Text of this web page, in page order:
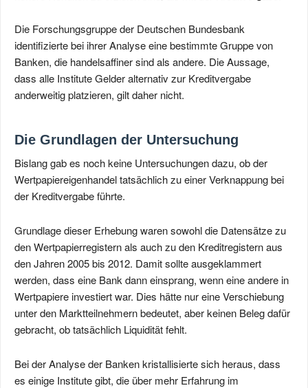
Die Forschungsgruppe der Deutschen Bundesbank
identifizierte bei ihrer Analyse eine bestimmte Gruppe von
Banken, die handelsaffiner sind als andere. Die Aussage,
dass alle Institute Gelder alternativ zur Kreditvergabe
anderweitig platzieren, gilt daher nicht.
Die Grundlagen der Untersuchung
Bislang gab es noch keine Untersuchungen dazu, ob der
Wertpapiereigenhandel tatsächlich zu einer Verknappung bei
der Kreditvergabe führte.
Grundlage dieser Erhebung waren sowohl die Datensätze zu
den Wertpapierregistern als auch zu den Kreditregistern aus
den Jahren 2005 bis 2012. Damit sollte ausgeklammert
werden, dass eine Bank dann einsprang, wenn eine andere in
Wertpapiere investiert war. Dies hätte nur eine Verschiebung
unter den Marktteilnehmern bedeutet, aber keinen Beleg dafür
gebracht, ob tatsächlich Liquidität fehlt.
Bei der Analyse der Banken kristallisierte sich heraus, dass
es einige Institute gibt, die über mehr Erfahrung im